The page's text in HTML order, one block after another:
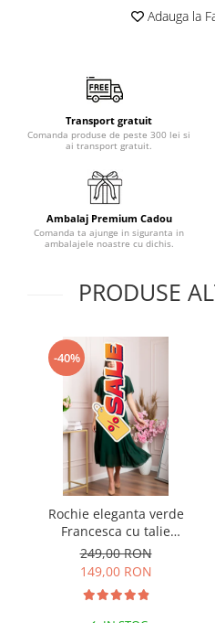
Adauga la
Transport gratuit
Comanda produse de peste 300 lei si
ai transport gratuit.
Ambalaj Premium Cadou
Comanda ta ajunge in siguranta in
ambalajele noastre cu dichis.
PRODUSE
-40%
Rochie eleganta verde
Francesca cu talie
incretita
249,00 RON
149,00 RON